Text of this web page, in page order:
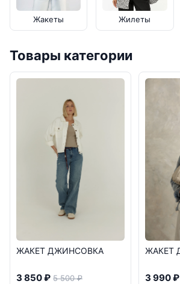
Жакеты Жилеты
Товары категории
ЖАКЕТ ДЖИНСОВКА
3 850 ₽ 5 500 ₽
ЖАКЕТ
3 990 ₽